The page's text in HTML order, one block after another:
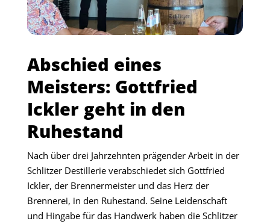
Abschied eines
Meisters: Gottfried
Ickler geht in den
Ruhestand
Nach über drei Jahrzehnten prägender Arbeit in der
Schlitzer Destillerie verabschiedet sich Gottfried
Ickler, der Brennermeister und das Herz der
Brennerei, in den Ruhestand. Seine Leidenschaft
und Hingabe für das Handwerk haben die Schlitzer